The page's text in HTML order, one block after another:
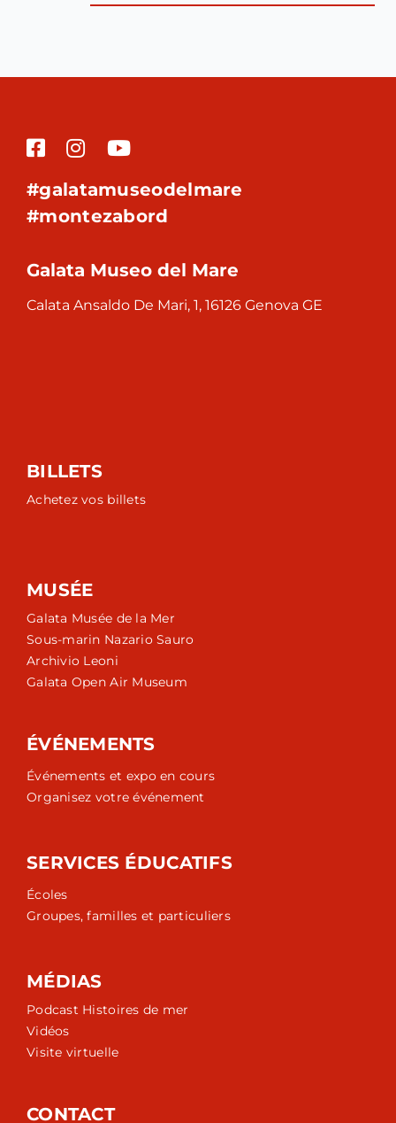
#galatamuseodelmare
#montezabord
Galata Museo del Mare
Calata Ansaldo De Mari, 1, 16126 Genova GE
BILLETS
Achetez vos billets
MUSÉE
Galata Musée de la Mer
Sous-marin Nazario Sauro
Archivio Leoni
Galata Open Air Museum
ÉVÉNEMENTS
Événements et expo en cours
Organisez votre événement
SERVICES ÉDUCATIFS
Écoles
Groupes, familles et particuliers
MÉDIAS
Podcast Histoires de mer
Vidéos
Visite virtuelle
CONTACT